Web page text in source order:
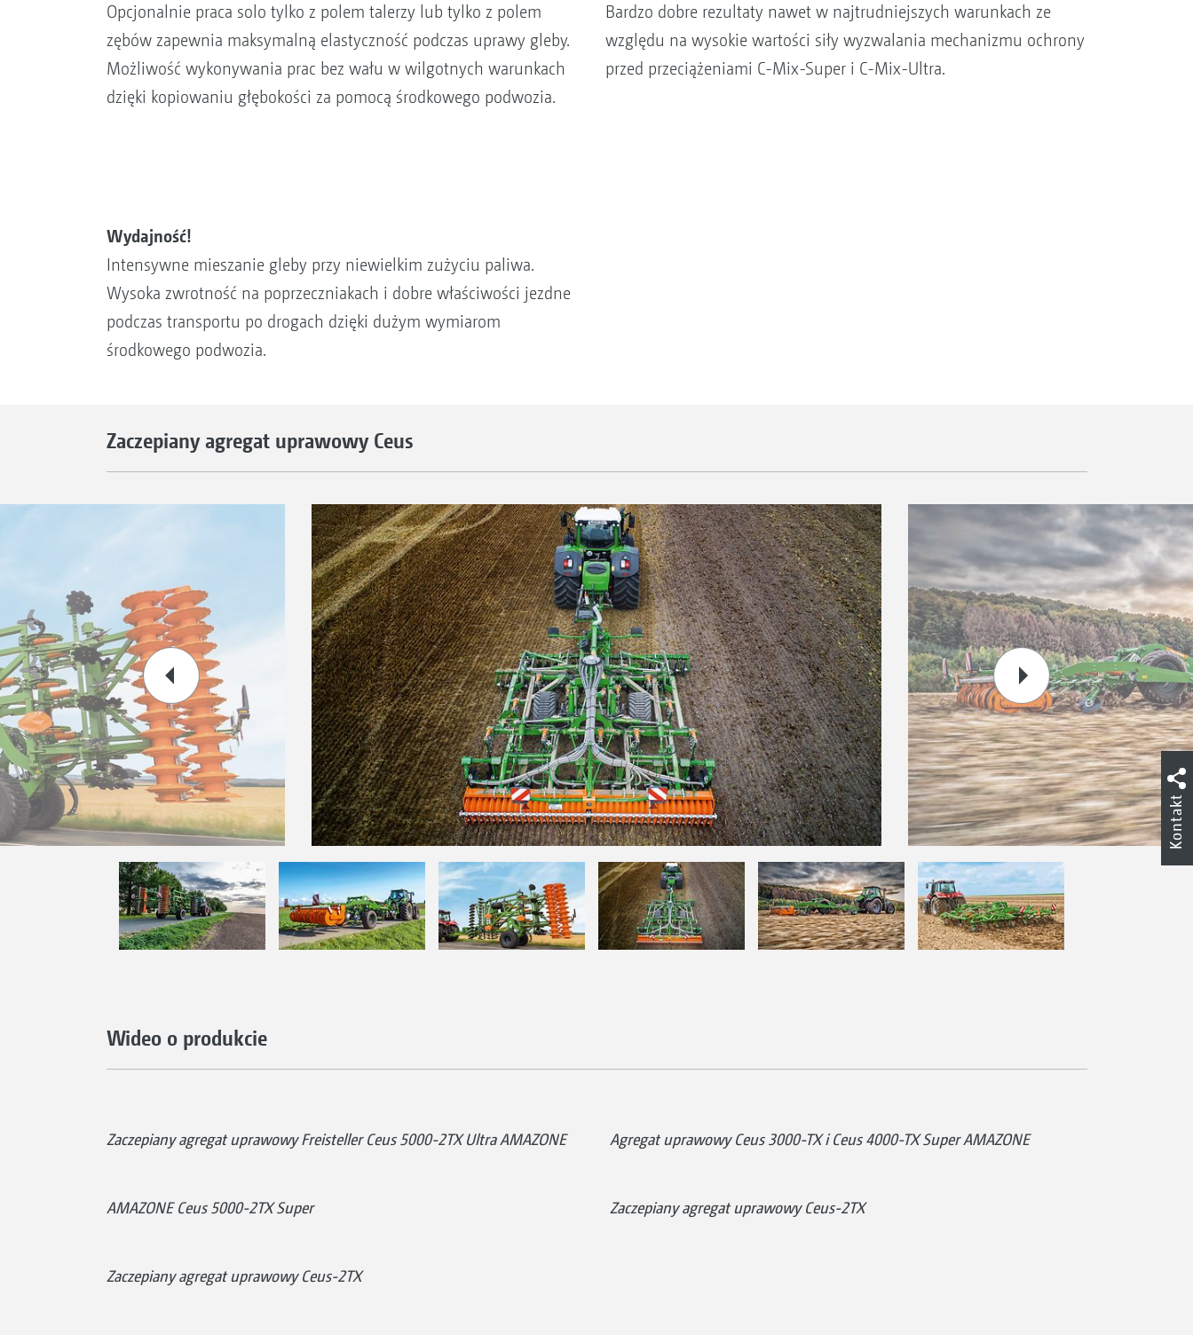
Opcjonalnie praca solo tylko z polem talerzy lub tylko z polem
zębów zapewnia maksymalną elastyczność podczas uprawy gleby.
Możliwość wykonywania prac bez wału w wilgotnych warunkach
dzięki kopiowaniu głębokości za pomocą środkowego podwozia.
Wydajność!
Intensywne mieszanie gleby przy niewielkim zużyciu paliwa.
Wysoka zwrotność na poprzeczniakach i dobre właściwości jezdne
podczas transportu po drogach dzięki dużym wymiarom
środkowego podwozia.
Bardzo dobre rezultaty nawet w najtrudniejszych warunkach ze
względu na wysokie wartości siły wyzwalania mechanizmu ochrony
przed przeciążeniami C-Mix-Super i C-Mix-Ultra.
Zaczepiany agregat uprawowy Ceus
Wideo o produkcie
Zaczepiany agregat uprawowy Freisteller Ceus 5000-2TX Ultra AMAZONE Agregat uprawowy Ceus 3000-TX i Ceus 4000-TX Super AMAZONE
AMAZONE Ceus 5000-2TX Super Zaczepiany agregat uprawowy Ceus-2TX
Zaczepiany agregat uprawowy Ceus-2TX
Kontakt